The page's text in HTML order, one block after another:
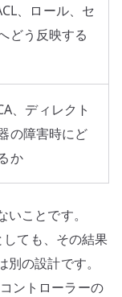
、ロール、セ
どう反映する
、ディレクト
の障害時にど
か
ことです。
ても、その結果
の設計です。
ントローラーの